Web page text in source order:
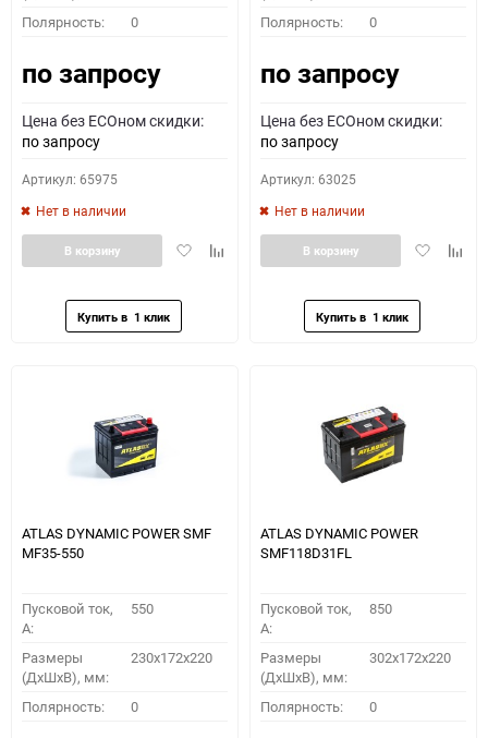
Как определить полярность?
0 - обратная 1 - прямая 3 - обратная 4 - прямая
Полярность: 0
по запросу
Цена без ECOном скидки:
по запросу
Артикул: 65975
Нет в наличии
ДобавитьДобавить
В корзину
Полярность: 0
по запросу
Цена без ECOном скидки:
по запросу
Артикул: 63025
Нет в наличии
Добавить
В корзину
ATLAS DYNAMIC POWER SMF
MF35-550
Пусковой ток,
A:
550
Размеры
(ДхШхВ), мм:
230x172x220
Полярность: 0
ATLAS DYNAMIC POWER
SMF118D31FL
Пусковой ток,
A:
850
Размеры
(ДхШхВ), мм:
302x172x220
Полярность: 0